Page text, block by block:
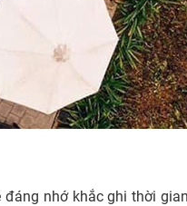
nhớ khắc ghi thời